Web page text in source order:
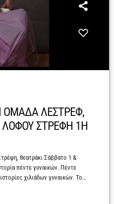
ΟΜΑΔΑ ΛΕΣΤΡΕΦ,
ΛΟΦΟΥ ΣΤΡΕΦΗ 1Η
θεατράκι Σάββατο 1 &
πέντε γυναικών. Πέντε
χιλιάδων γυναικών. Το
την γυναικεία ύπαρξη ανά